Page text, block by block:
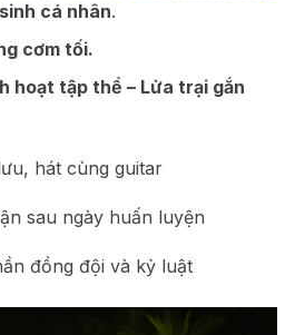
cá nhân.
cơm tối.
hoạt tập thể – Lửa trại gắn
hát cùng guitar
sau ngày huấn luyện
đồng đội và kỷ luật